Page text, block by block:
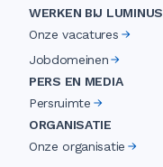
WERKEN BIJ LUMINUS
Onze vacatures
Jobdomeinen
PERS EN MEDIA
Persruimte
ORGANISATIE
Onze organisatie